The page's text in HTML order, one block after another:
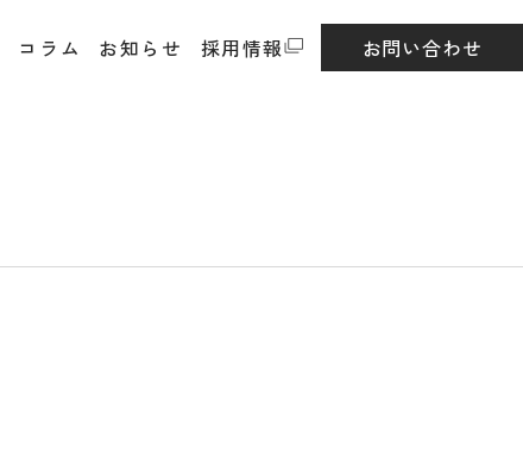
コラム お知らせ 採用情報 お問い合わせ